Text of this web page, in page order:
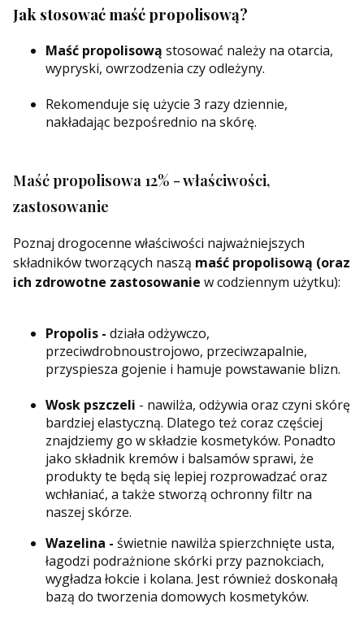
Jak stosować maść propolisową?
Maść propolisową stosować należy na otarcia,
wypryski, owrzodzenia czy odleżyny.
Rekomenduje się użycie 3 razy dziennie,
nakładając bezpośrednio na skórę.
Maść propolisowa 12% - właściwości,
zastosowanie
Poznaj drogocenne właściwości najważniejszych
składników tworzących naszą maść propolisową (oraz
ich zdrowotne zastosowanie w codziennym użytku):
Propolis - działa odżywczo,
przeciwdrobnoustrojowo, przeciwzapalnie,
przyspiesza gojenie i hamuje powstawanie blizn.
Wosk pszczeli - nawilża, odżywia oraz czyni skórę
bardziej elastyczną. Dlatego też coraz częściej
znajdziemy go w składzie kosmetyków. Ponadto
jako składnik kremów i balsamów sprawi, że
produkty te będą się lepiej rozprowadzać oraz
wchłaniać, a także stworzą ochronny filtr na
naszej skórze.
Wazelina - świetnie nawilża spierzchnięte usta,
łagodzi podrażnione skórki przy paznokciach,
wygładza łokcie i kolana. Jest również doskonałą
bazą do tworzenia domowych kosmetyków.